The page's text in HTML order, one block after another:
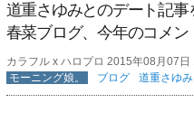
道重さゆみとのデート記
春菜ブログ、今年のコメ
カラフル x ハロプロ 2015年08月07
モーニング娘。
ブログ 道重さゆみ